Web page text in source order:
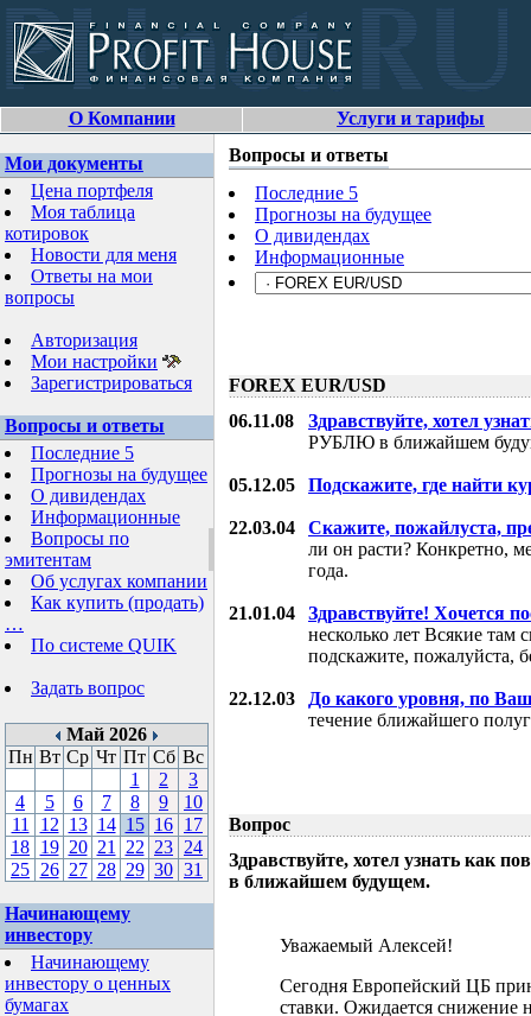
О Компании Услуги и тарифы
Мои документы
Цена портфеля
Моя таблица
котировок
Новости для меня
Ответы на мои
вопросы
Авторизация
Мои настройки
Зарегистрироваться
Вопросы и ответы
Последние 5
Прогнозы на будущее
О дивидендах
Информационные
Вопросы по
эмитентам
Об услугах компании
Как купить (продать)
…
По системе QUIK
Задать вопрос
Май 2026
Пн Вт Ср Чт Пт Сб Вс
1
2
3
4
5 6 7 8 9
10
11
12 13 14 15 16 17
18 19 20 21 22 23 24
25 26 27 28 29 30 31
Начинающему
инвестору
Начинающему
инвестору о ценных
бумагах
Вопросы и ответы
Последние 5
Прогнозы на будущее
О дивидендах
Информационные
FOREX EUR/USD
06.11.08 Здравствуйте, хотел
РУБЛЮ в ближайшем
05.12.05 Подскажите, где найти
22.03.04
Скажите, пожайлуста,
ли он расти? Конкретно,
года.
21.01.04
Здравствуйте! Хочется
несколько лет Всякие там
подскажите, пожалуйста,
22.12.03
До какого уровня, по
течение ближайшего
Вопрос
Здравствуйте, хотел узнать как
в ближайшем будущем.
Уважаемый Алексей!
Сегодня Европейский ЦБ
ставки. Ожидается снижение